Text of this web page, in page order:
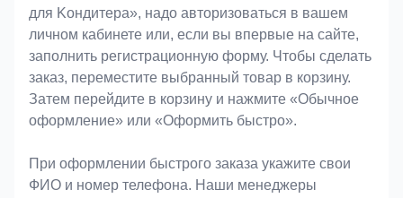
для Koндитeрa», надо авторизоваться в вашем
личном кабинете или, если вы впервые на сайте,
заполнить регистрационную форму. Чтобы сделать
заказ, переместите выбранный товар в корзину.
Затем перейдите в корзину и нажмите «Обычное
оформление» или «Оформить быстро».
При оформлении быстрого заказа укажите свои
ФИО и номер телефона. Наши менеджеры